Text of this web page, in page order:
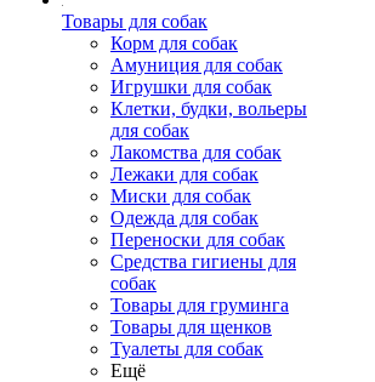
Товары для собак
Корм для собак
Амуниция для собак
Игрушки для собак
Клетки, будки, вольеры
для собак
Лакомства для собак
Лежаки для собак
Миски для собак
Одежда для собак
Переноски для собак
Средства гигиены для
собак
Товары для груминга
Товары для щенков
Туалеты для собак
Ещё